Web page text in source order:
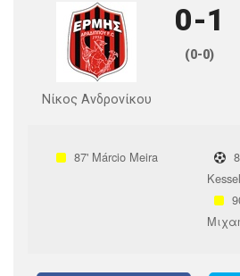
Νίκος Ανδρονίκου
0-1
(0-0)
87' Márcio Meira
Kessel